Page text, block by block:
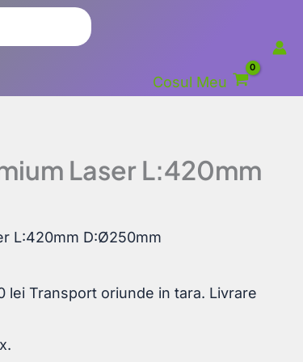
Cosul Meu
Laser L:420mm
L:420mm D:Ø250mm
lei Transport oriunde in tara. Livrare